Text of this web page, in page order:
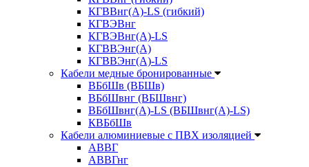
КГВВнг(А)-LS (гибкий)
КГВЭВнг
КГВЭВнг(А)-LS
КГВВЭнг(А)
КГВВЭнг(А)-LS
Кабели медные бронированные
ВБбШв (ВБШв)
ВБбШвнг (ВБШвнг)
ВБбШвнг(А)-LS (ВБШвнг(А)-LS)
КВБбШв
Кабели алюминиевые с ПВХ изоляцией
АВВГ
АВВГнг